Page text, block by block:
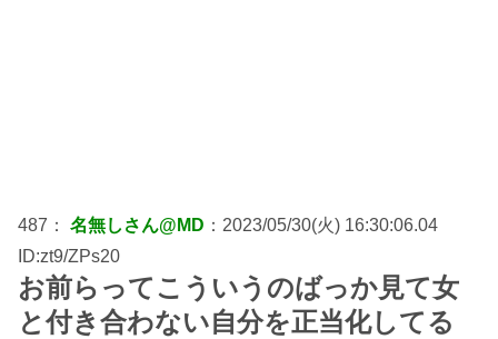
487： 名無しさん@MD ：2023/05/30(火) 16:30:06.04
ID:zt9/ZPs20
お前らってこういうのばっか見て女
と付き合わない自分を正当化してる